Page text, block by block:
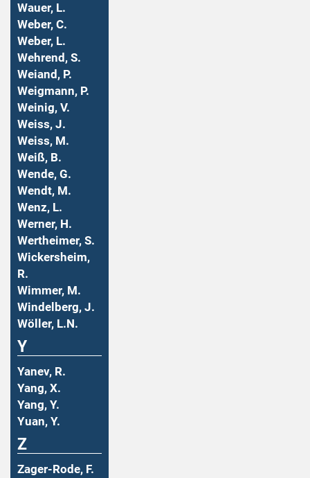
Wauer, L.
Weber, C.
Weber, L.
Wehrend, S.
Weiand, P.
Weigmann, P.
Weinig, V.
Weiss, J.
Weiss, M.
Weiß, B.
Wende, G.
Wendt, M.
Wenz, L.
Werner, H.
Wertheimer, S.
Wickersheim,
R.
Wimmer, M.
Windelberg, J.
Wöller, L.N.
Y
Yanev, R.
Yang, X.
Yang, Y.
Yuan, Y.
Z
Zager-Rode, F.